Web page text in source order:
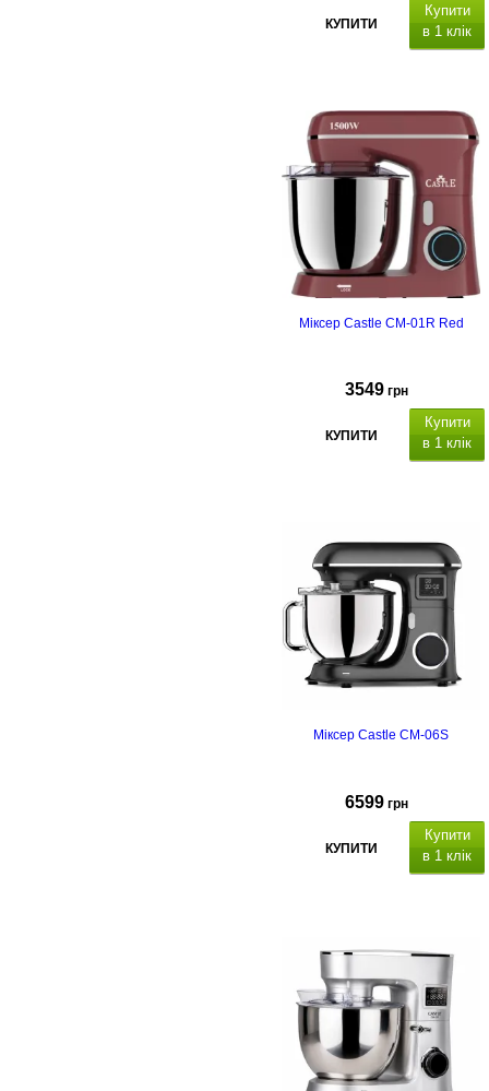
КУПИТИ
Купити
в 1 клік
Міксер Castle CM-01R Red
3549 грн
КУПИТИ
Купити
в 1 клік
Міксер Castle CM-06S
6599 грн
КУПИТИ
Купити
в 1 клік